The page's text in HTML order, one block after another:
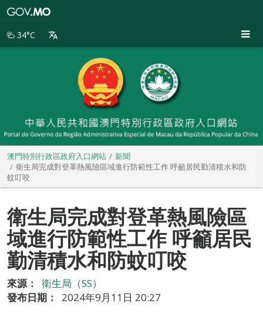
別
34°C
澳門特別行政區政府入口網站
新聞
衛生局完成對登革熱風險區域進行防範性工作 呼籲居民勤清積水和防
蚊叮咬
衛生局完成對登革熱風險區
域進行防範性工作 呼籲居民
勤清積水和防蚊叮咬
來源：
衛生局（SS）
發布日期：
2024年9月11日 20:27